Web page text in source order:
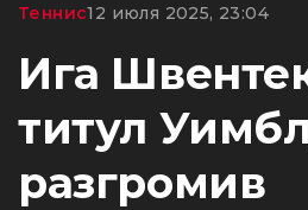
Теннис12 июля 2025, 23:04
Ига
титул
разгромив